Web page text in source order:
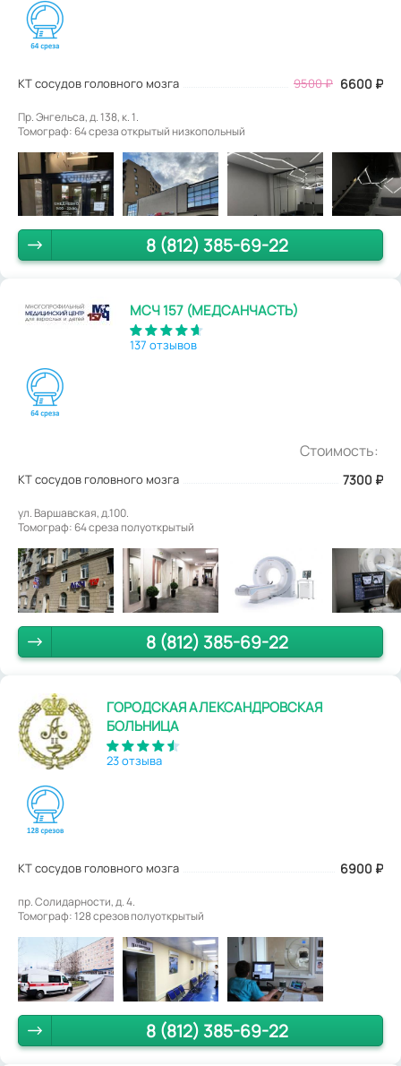
КТ сосудов головного мозга 9500₽ 6600 ₽
Пр. Энгельса, д. 138, к. 1.
Томограф: 64 среза открытый низкопольный
8 (812) 385-69-22
МСЧ 157 (МЕДСАНЧАСТЬ)
137 отзывов
Стоимость:
КТ сосудов головного мозга 7300 ₽
ул. Варшавская, д.100.
Томограф: 64 среза полуоткрытый
8 (812) 385-69-22
ГОРОДСКАЯ АЛЕКСАНДРОВСКАЯ
БОЛЬНИЦА
23 отзыва
КТ сосудов головного мозга 6900 ₽
пр. Солидарности, д. 4.
Томограф: 128 срезов полуоткрытый
8 (812) 385-69-22